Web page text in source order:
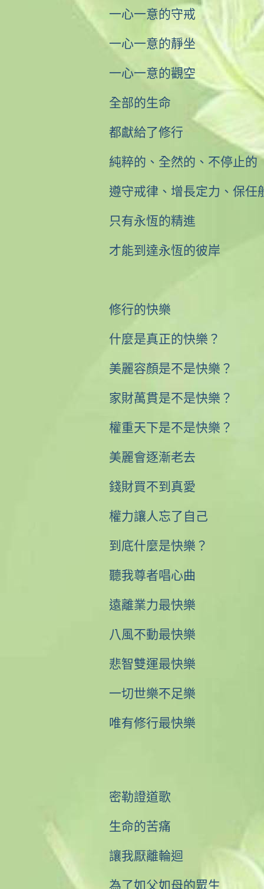
一心一意的守戒
一心一意的靜坐
一心一意的觀空
全部的生命
都獻給了修行
純粹的、全然的、不停止的
遵守戒律、增長定力、保任
只有永恆的精進
才能到達永恆的彼岸
修行的快樂
什麼是真正的快樂？
美麗容顏是不是快樂？
家財萬貫是不是快樂？
權重天下是不是快樂？
美麗會逐漸老去
錢財買不到真愛
權力讓人忘了自己
到底什麼是快樂？
聽我尊者唱心曲
遠離業力最快樂
八風不動最快樂
悲智雙運最快樂
一切世樂不足樂
唯有修行最快樂
密勒證道歌
生命的苦痛
讓我厭離輪迴
為了如父如母的眾生